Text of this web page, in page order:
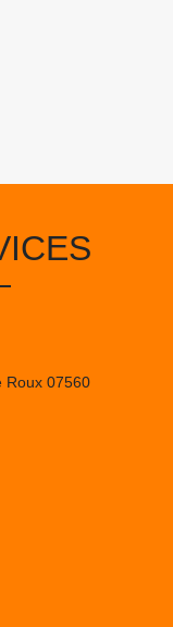
Roux 07560